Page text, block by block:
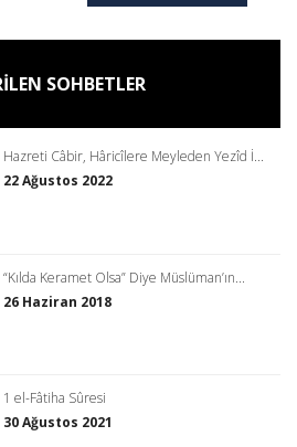
SOHBETLER
Hazreti Câbir, Hâricîlere Meyleden Yezîd İ...
22 Ağustos 2022
“Kılda Keramet Olsa” Diye Müslüman’ın...
26 Haziran 2018
1 el-Fâtiha Sûresi
30 Ağustos 2021